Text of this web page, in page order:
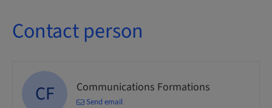
Contact person
CF Communications Formations
Send email